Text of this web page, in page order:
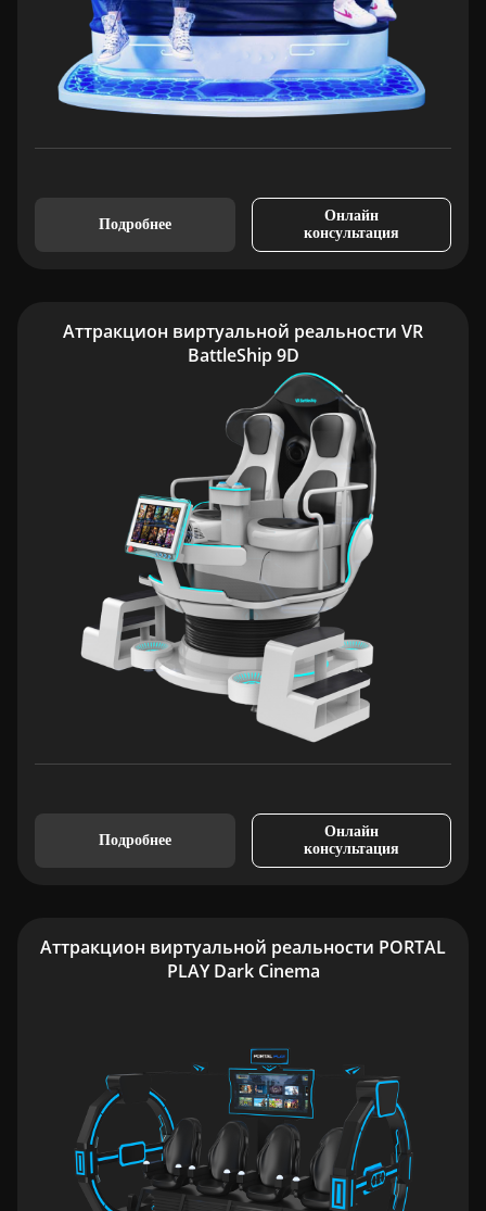
Подробнее
Онлайн
консультация
Аттракцион виртуальной реальности VR
BattleShip 9D
Подробнее
Онлайн
консультация
Аттракцион виртуальной реальности PORTAL
PLAY Dark Cinema